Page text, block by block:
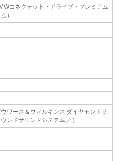
コネクテッド・ドライブ・プレミアム
）
ワース＆ウィルキンス ダイヤモンドサ
ウンドサウンドシステム(△)